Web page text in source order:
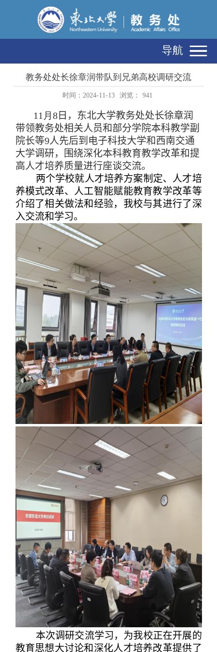
导航
教务处处长徐章润带队到兄弟高校调研交流
时间：2024-11-13 浏览： 941
11 月8 日，东北大学教务处处长徐章润
带领教务处相关人员和部分学院本科教学副
院长等9人先后到 电子科技大学和西南交通
大学调研，围绕深化本科教育教学改革和提
高人才培养质量进行座谈交流。
两个学校就人才培养方案制定、 人才培
养模式改革、人工智能赋能教育教学改革等
介绍了相关做法和经验， 我校与其进行了深
入交流和学习。
本次调研交流学习，为我校正在开展的
教育思想大讨论和深化人才培养改革提供了